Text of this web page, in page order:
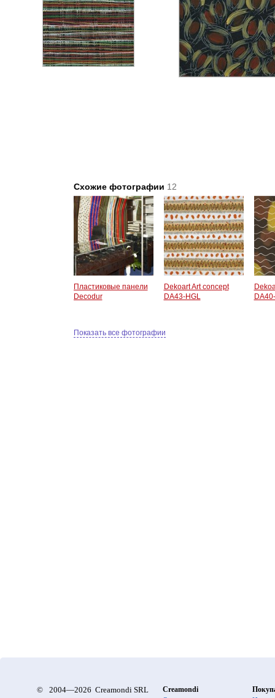
Схожие фотографии 12
Пластиковые панели
Decodur
Dekoart Art concept
DA43-HGL
Показать все фотографии
© 2004—2026 Creamondi SRL
Creamondi